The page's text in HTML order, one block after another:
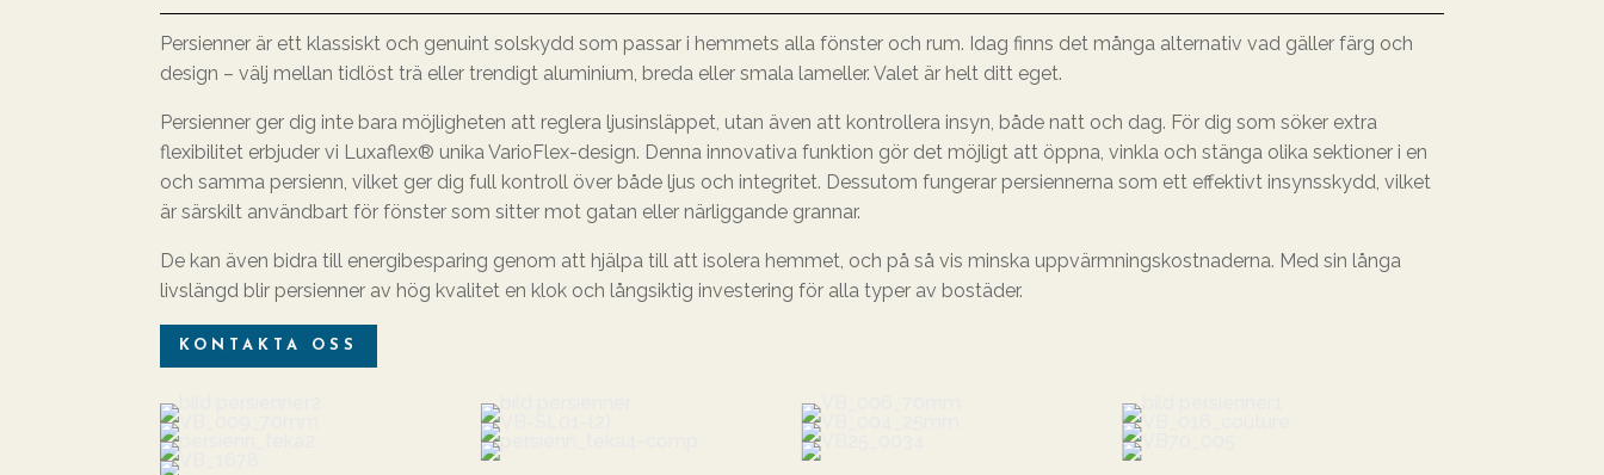
Persienner är ett klassiskt och genuint solskydd som passar i hemmets alla fönster och rum. Idag finns det många alternativ vad gäller färg och
design – välj mellan tidlöst trä eller trendigt aluminium, breda eller smala lameller. Valet är helt ditt eget.
Persienner ger dig inte bara möjligheten att reglera ljusinsläppet, utan även att kontrollera insyn, både natt och dag. För dig som söker extra
flexibilitet erbjuder vi Luxaflex® unika VarioFlex-design. Denna innovativa funktion gör det möjligt att öppna, vinkla och stänga olika sektioner i en
och samma persienn, vilket ger dig full kontroll över både ljus och integritet. Dessutom fungerar persiennerna som ett effektivt insynsskydd, vilket
är särskilt användbart för fönster som sitter mot gatan eller närliggande grannar.
De kan även bidra till energibesparing genom att hjälpa till att isolera hemmet, och på så vis minska uppvärmningskostnaderna. Med sin långa
livslängd blir persienner av hög kvalitet en klok och långsiktig investering för alla typer av bostäder.
KONTAKTA OSS